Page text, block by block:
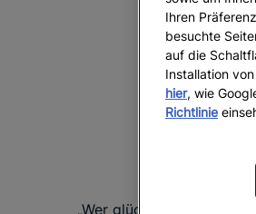
„Wer glücklich reisen
Ihren
besuchte
auf die
Installation
hier, wie
Richtlinie